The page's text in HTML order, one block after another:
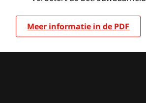
Meer informatie in de PDF